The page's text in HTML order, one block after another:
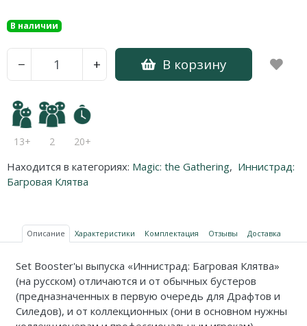
В наличии
− + В корзину
13+ 2 20+
Находится в категориях: Magic: the Gathering, Иннистрад:
Багровая Клятва
Описание Характеристики Комплектация Отзывы Доставка
Set Booster'ы выпуска «Иннистрад: Багровая Клятва»
(на русском) отличаются и от обычных бустеров
(предназначенных в первую очередь для Драфтов и
Силедов), и от коллекционных (они в основном нужны